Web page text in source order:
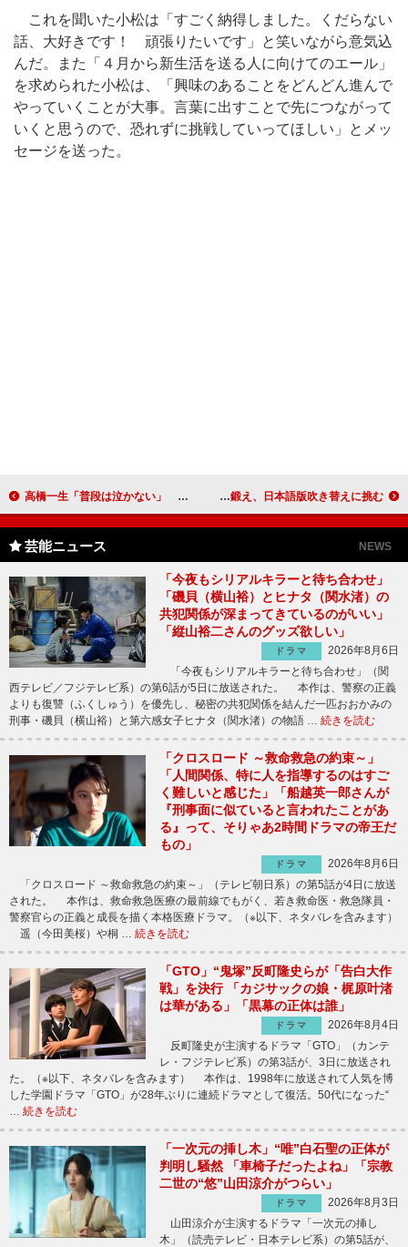
これを聞いた小松は「すごく納得しました。くだらない
話、大好きです！ 頑張りたいです」と笑いながら意気込
んだ。また「４月から新生活を送る人に向けてのエール」
を求められた小松は、「興味のあることをどんどん進んで
やっていくことが大事。言葉に出すことで先につながって
いくと思うので、恐れずに挑戦していってほしい」とメッ
セージを送った。
高橋一生「普段は泣かない」 芝居している時だけ“感情表現豊か” 水樹奈々、「キャプテン・マーベルは最強」 腹筋鍛え、日本語版吹き替えに挑む
芸能ニュース NEWS
「今夜もシリアルキラーと待ち合わせ」
「磯貝（横山裕）とヒナタ（関水渚）の
共犯関係が深まってきているのがいい」
「縦山裕二さんのグッズ欲しい」
ドラマ
2026年8月6日
「今夜もシリアルキラーと待ち合わせ」（関
西テレビ／フジテレビ系）の第6話が5日に放送された。 本作は、警察の正義
よりも復讐（ふくしゅう）を優先し、秘密の共犯関係を結んだ一匹おおかみの
刑事・磯貝（横山裕）と第六感女子ヒナタ（関水渚）の物語 … 続きを読む
「クロスロード ～救命救急の約束～」
「人間関係、特に人を指導するのはすご
く難しいと感じた」「船越英一郎さんが
『刑事面に似ていると言われたことがあ
る』って、そりゃあ2時間ドラマの帝王だ
もの」
ドラマ
2026年8月6日
「クロスロード ～救命救急の約束～」（テレビ朝日系）の第5話が4日に放送
された。 本作は、救命救急医療の最前線でもがく、若き救命医・救急隊員・
警察官らの正義と成長を描く本格医療ドラマ。（※以下、ネタバレを含みます）
遥（今田美桜）や桐 … 続きを読む
「GTO」“鬼塚”反町隆史らが「告白大作
戦」を決行 「カジサックの娘・梶原叶渚
は華がある」「黒幕の正体は誰」
ドラマ
2026年8月4日
反町隆史が主演するドラマ「GTO」（カンテ
レ・フジテレビ系）の第3話が、3日に放送され
た。（※以下、ネタバレを含みます） 本作は、1998年に放送されて人気を博
した学園ドラマ「GTO」が28年ぶりに連続ドラマとして復活。50代になった“
続きを読む
「一次元の挿し木」“唯”白石聖の正体が
判明し騒然 「車椅子だったよね」「宗教
二世の“悠”山田涼介がつらい」
ドラマ
2026年8月3日
山田涼介が主演するドラマ「一次元の挿し
木」（読売テレビ・日本テレビ系）の第5話が、